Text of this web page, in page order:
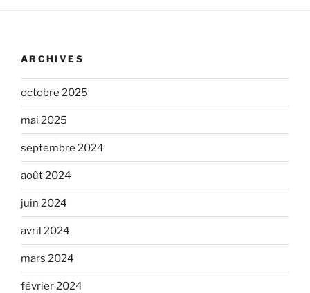
ARCHIVES
octobre 2025
mai 2025
septembre 2024
août 2024
juin 2024
avril 2024
mars 2024
février 2024